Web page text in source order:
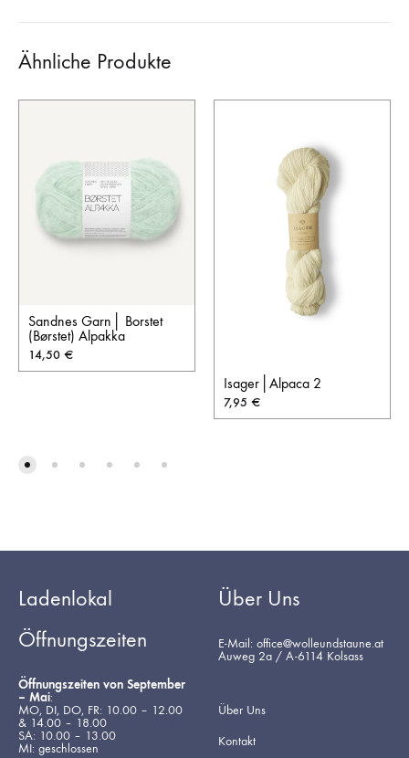
Ähnliche Produkte
Sandnes Garn│ Borstet
(Børstet) Alpakka
14,50 €
Isager│Alpaca 2
7,95 €
Ladenlokal
Öffnungszeiten
Öffnungszeiten von September
– Mai:
MO, DI, DO, FR: 10.00 – 12.00
& 14.00 – 18.00
SA: 10.00 – 13.00
MI: geschlossen
Über Uns
E-Mail: office@wolleundstaune.at
Auweg 2a / A-6114 Kolsass
Über Uns
Kontakt